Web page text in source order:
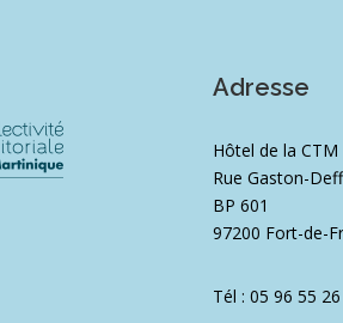
Adresse
Hôtel de la CTM
Rue Gaston-
BP 601
97200 Fort-de-
Tél : 05 96 55